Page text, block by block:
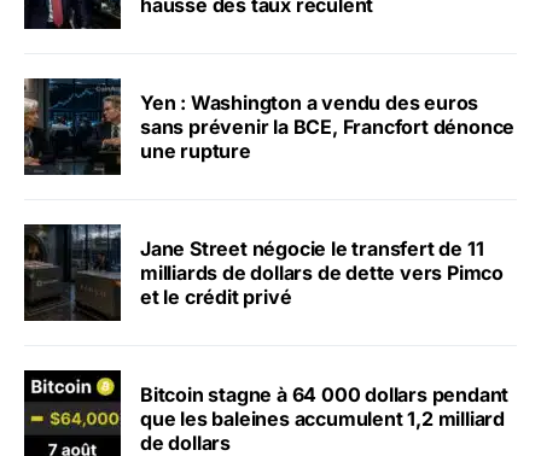
Yen : Washington a vendu des euros
sans prévenir la BCE, Francfort dénonce
une rupture
Jane Street négocie le transfert de 11
milliards de dollars de dette vers Pimco
et le crédit privé
Bitcoin stagne à 64 000 dollars pendant
que les baleines accumulent 1,2 milliard
de dollars